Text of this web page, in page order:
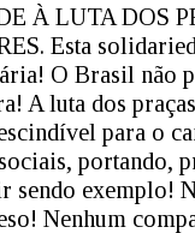
À LUTA DOS
Esta
O Brasil não
A luta dos
para o
portando,
sendo exemplo!
Nenhum